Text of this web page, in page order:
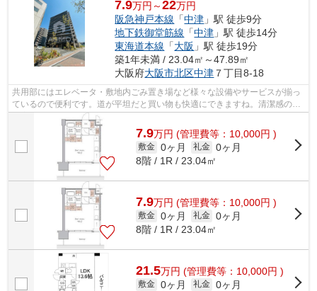
7.9万円～22万円
阪急神戸本線 「中津 」駅 徒歩9分
地下鉄御堂筋線 「中津 」駅 徒歩14分
東海道本線 「大阪 」駅 徒歩19分
築1年未満 / 23.04㎡～47.89㎡
大阪府大阪市北区中津 ７丁目8-18
共用部にはエレベータ・敷地内ごみ置き場など様々な設備やサービスが揃っ
ているので便利です。道が平坦だと買い物も快適にできますね。清潔感のあ
る室内が魅力的な令和8年築の物件とな...
7.9万円 (管理費等：10,000円 )
敷金 0ヶ月 礼金 0ヶ月
8階 / 1R / 23.04㎡
7.9万円 (管理費等：10,000円 )
敷金 0ヶ月 礼金 0ヶ月
8階 / 1R / 23.04㎡
21.5万円 (管理費等：10,000円 )
敷金 0ヶ月 礼金 0ヶ月